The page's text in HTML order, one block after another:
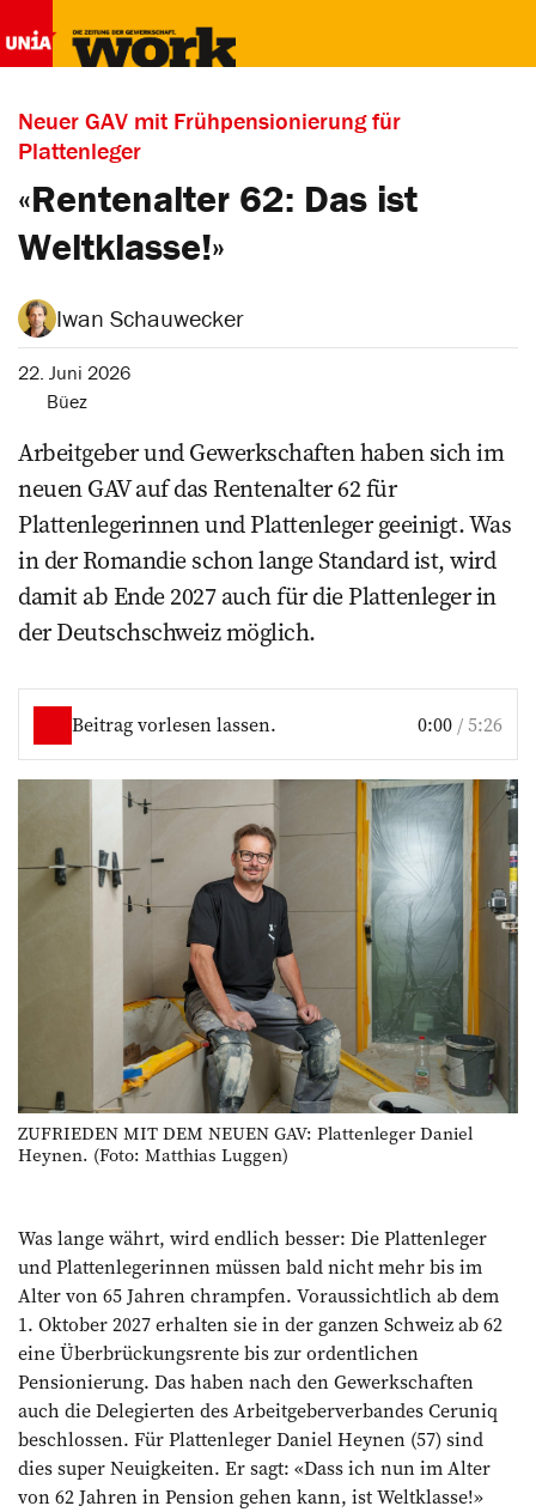
Neuer GAV mit Frühpensionierung für
Plattenleger
«Rentenalter 62: Das ist
Weltklasse!»
Iwan Schauwecker
22. Juni 2026
Büez
Arbeitgeber und Gewerkschaften haben sich im
neuen GAV auf das Rentenalter 62 für
Plattenlegerinnen und Plattenleger geeinigt. Was
in der Romandie schon lange Standard ist, wird
damit ab Ende 2027 auch für die Plattenleger in
der Deutschschweiz möglich.
Beitrag vorlesen lassen. 0:00 /5:26
ZUFRIEDEN MIT DEM NEUEN GAV: Plattenleger Daniel
Heynen. (Foto: Matthias Luggen)
Was lange währt, wird endlich besser: Die Plattenleger
und Plattenlegerinnen müssen bald nicht mehr bis im
Alter von 65 Jahren chrampfen. Voraussichtlich ab dem
1. Oktober 2027 erhalten sie in der ganzen Schweiz ab 62
eine Überbrückungsrente bis zur ordentlichen
Pensionierung. Das haben nach den Gewerkschaften
auch die Delegierten des Arbeitgeberverbandes Ceruniq
beschlossen. Für Plattenleger Daniel Heynen (57) sind
dies super Neuigkeiten. Er sagt: «Dass ich nun im Alter
von 62 Jahren in Pension gehen kann, ist Weltklasse!»